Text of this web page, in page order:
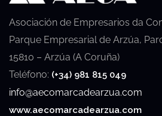
Asociación de Empresarios da
Parque Empresarial de Arzúa,
15810 – Arzúa (A Coruña)
Teléfono: (+34) 981 815 049
info@aecomarcadearzua.com
www.aecomarcadearzua.com